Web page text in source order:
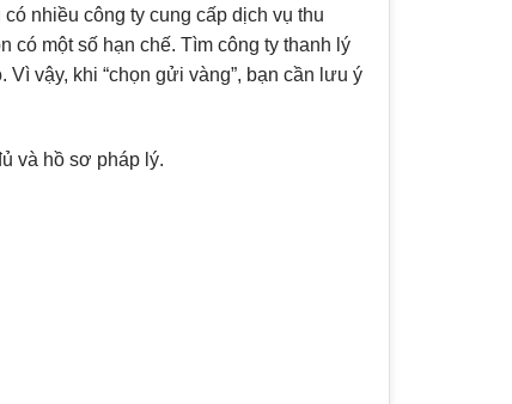
nhiều công ty cung cấp dịch vụ thu
một số hạn chế. Tìm công ty thanh lý
vậy, khi “chọn gửi vàng”, bạn cần lưu ý
và hồ sơ pháp lý.